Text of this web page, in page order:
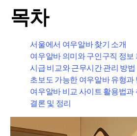
목차
서울에서 여우알바 찾기 소개
여우알바 의미와 구인구직 정보
시급 비교와 근무시간 관리 방법
초보도 가능한 여우알바 유형과
여우알바 비교 사이트 활용법과
결론 및 정리